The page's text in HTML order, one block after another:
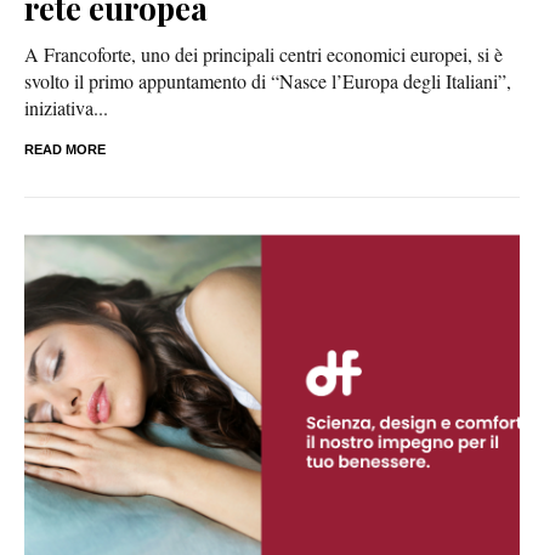
A Francoforte, uno dei principali centri economici europei, si è
svolto il primo appuntamento di “Nasce l’Europa degli Italiani”,
iniziativa...
READ MORE